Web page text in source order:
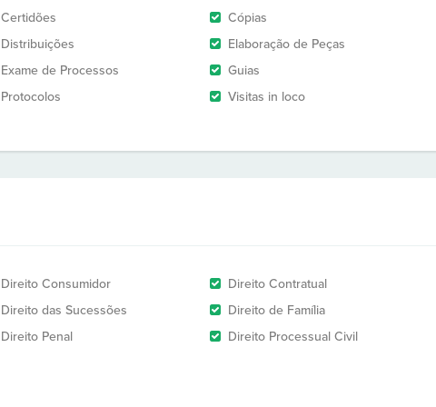
Certidões
Cópias
Distribuições
Elaboração de Peças
Exame de Processos
Guias
Protocolos Visitas in loco
Direito Consumidor
Direito Contratual
Direito das Sucessões
Direito de Família
Direito Penal
Direito Processual Civil